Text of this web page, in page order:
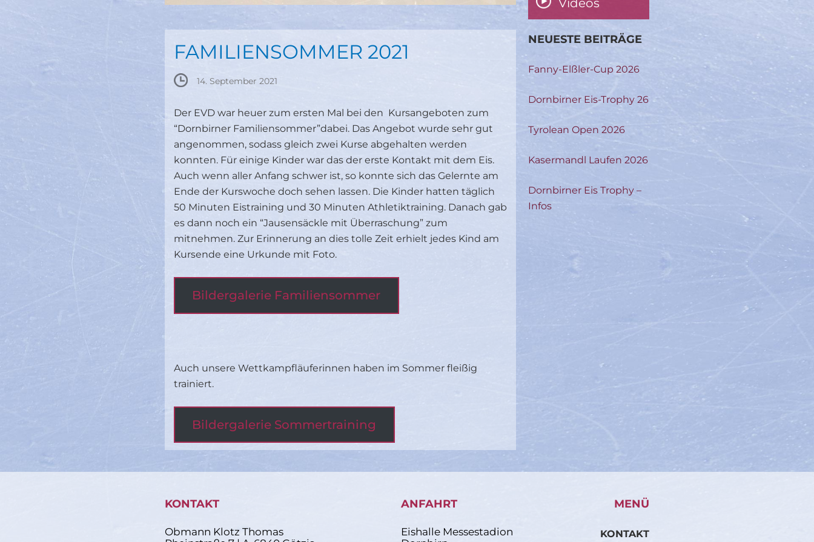
FAMILIENSOMMER 2021
14. September 2021
Der EVD war heuer zum ersten Mal bei den Kursangeboten zum
“Dornbirner Familiensommer”dabei. Das Angebot wurde sehr gut
angenommen, sodass gleich zwei Kurse abgehalten werden
konnten. Für einige Kinder war das der erste Kontakt mit dem Eis.
Auch wenn aller Anfang schwer ist, so konnte sich das Gelernte am
Ende der Kurswoche doch sehen lassen. Die Kinder hatten täglich
50 Minuten Eistraining und 30 Minuten Athletiktraining. Danach gab
es dann noch ein “Jausensäckle mit Überraschung” zum
mitnehmen. Zur Erinnerung an dies tolle Zeit erhielt jedes Kind am
Kursende eine Urkunde mit Foto.
Bildergalerie Familiensommer
Auch unsere Wettkampfläuferinnen haben im Sommer fleißig
trainiert.
Bildergalerie Sommertraining
Videos
NEUESTE BEITRÄGE
Fanny-Elßler-Cup 2026
Dornbirner Eis-Trophy 26
Tyrolean Open 2026
Kasermandl Laufen 2026
Dornbirner Eis Trophy –
Infos
KONTAKT
Obmann Klotz Thomas
ANFAHRT
Eishalle Messestadion
MENÜ
KONTAKT